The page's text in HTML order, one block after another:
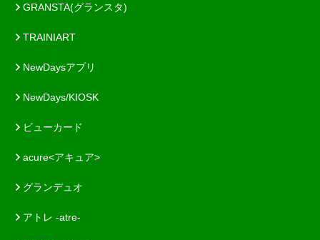
GRANSTA(グランスタ)
TRAINIART
NewDaysアプリ
NewDays/KIOSK
ビューカード
acure<アキュア>
グランデュオ
アトレ -atre-